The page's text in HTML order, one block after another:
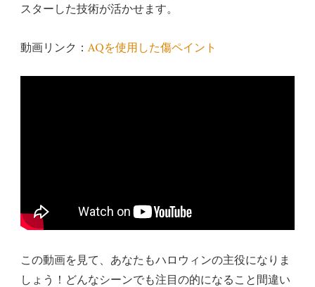
スターした技術が活かせます。
動画リンク：AQを使用した傷ペイント
この動画を見て、あなたもハロウィンの主役になりま
しょう！どんなシーンでも注目の的になること間違い